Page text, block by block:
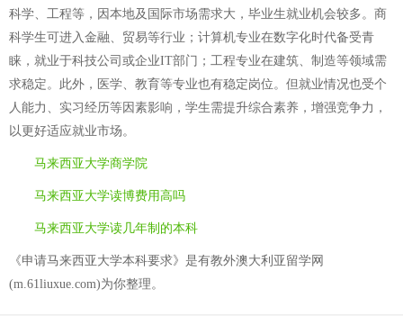
科学、工程等，因本地及国际市场需求大，毕业生就业机会较多。商
科学生可进入金融、贸易等行业；计算机专业在数字化时代备受青
睐，就业于科技公司或企业IT部门；工程专业在建筑、制造等领域需
求稳定。此外，医学、教育等专业也有稳定岗位。但就业情况也受个
人能力、实习经历等因素影响，学生需提升综合素养，增强竞争力，
以更好适应就业市场。
马来西亚大学商学院
马来西亚大学读博费用高吗
马来西亚大学读几年制的本科
《申请马来西亚大学本科要求》是有教外澳大利亚留学网
(m.61liuxue.com)为你整理。